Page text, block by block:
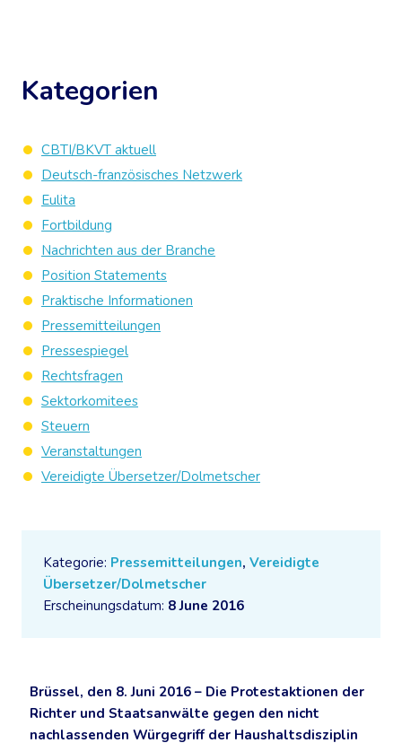
Kategorie: Pressemitteilungen, Vereidigte
Übersetzer/Dolmetscher
Erscheinungsdatum: 8 June 2016
Brüssel, den 8. Juni 2016 – Die Protestaktionen der
Richter und Staatsanwälte gegen den nicht
nachlassenden Würgegriff der Haushaltsdisziplin
Kategorien
CBTI/BKVT aktuell
Deutsch-französisches Netzwerk
Eulita
Fortbildung
Nachrichten aus der Branche
Position Statements
Praktische Informationen
Pressemitteilungen
Pressespiegel
Rechtsfragen
Sektorkomitees
Steuern
Veranstaltungen
Vereidigte Übersetzer/Dolmetscher